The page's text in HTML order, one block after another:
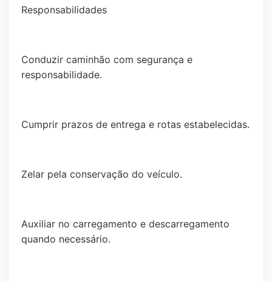
Responsabilidades
Conduzir caminhão com segurança e
responsabilidade.
Cumprir prazos de entrega e rotas estabelecidas.
Zelar pela conservação do veículo.
Auxiliar no carregamento e descarregamento
quando necessário.